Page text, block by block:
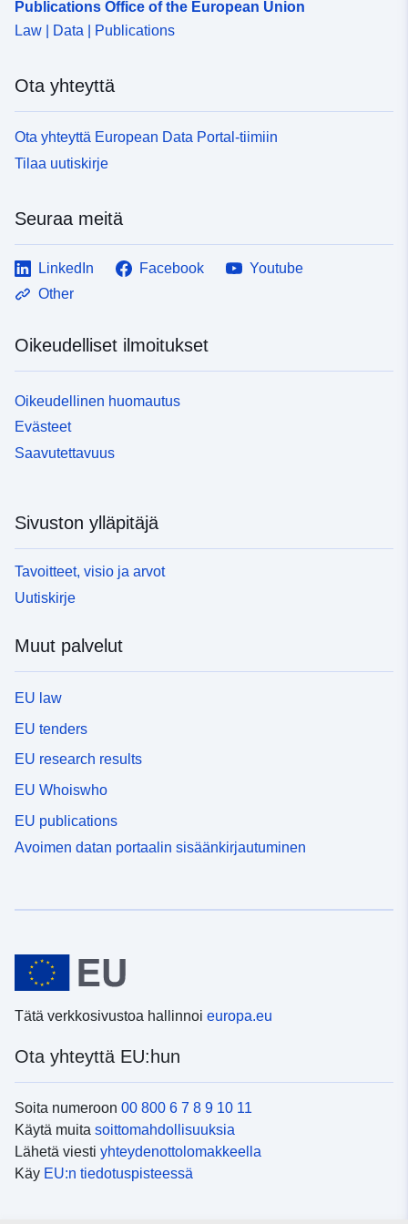
Publications Office of the European Union
Law | Data | Publications
Ota yhteyttä
Ota yhteyttä European Data Portal-tiimiin
Tilaa uutiskirje
Seuraa meitä
LinkedIn Facebook
Youtube
Other
Oikeudelliset ilmoitukset
Oikeudellinen huomautus
Evästeet
Saavutettavuus
Sivuston ylläpitäjä
Tavoitteet, visio ja arvot
Uutiskirje
Muut palvelut
EU law
EU tenders
EU research results
EU Whoiswho
EU publications
Avoimen datan portaalin sisäänkirjautuminen
Tätä verkkosivustoa hallinnoi europa.eu
Ota yhteyttä EU:hun
Soita numeroon 00 800 6 7 8 9 10 11
Käytä muita soittomahdollisuuksia
Lähetä viesti yhteydenottolomakkeella
Käy EU:n tiedotuspisteessä